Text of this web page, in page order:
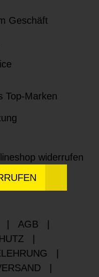
Geschäft
Top-Marken
widerrufen
AGB